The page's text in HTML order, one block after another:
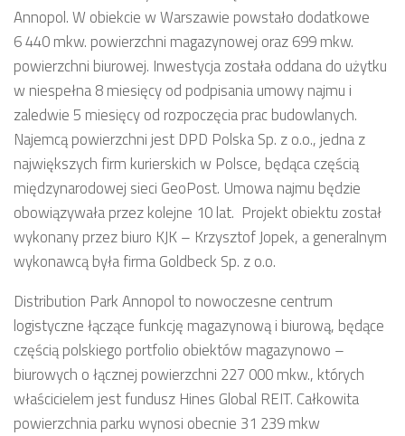
Annopol. W obiekcie w Warszawie powstało dodatkowe
6 440 mkw. powierzchni magazynowej oraz 699 mkw.
powierzchni biurowej. Inwestycja została oddana do użytku
w niespełna 8 miesięcy od podpisania umowy najmu i
zaledwie 5 miesięcy od rozpoczęcia prac budowlanych.
Najemcą powierzchni jest DPD Polska Sp. z o.o., jedna z
największych firm kurierskich w Polsce, będąca częścią
międzynarodowej sieci GeoPost. Umowa najmu będzie
obowiązywała przez kolejne 10 lat. Projekt obiektu został
wykonany przez biuro KJK – Krzysztof Jopek, a generalnym
wykonawcą była firma Goldbeck Sp. z o.o.
Distribution Park Annopol to nowoczesne centrum
logistyczne łączące funkcję magazynową i biurową, będące
częścią polskiego portfolio obiektów magazynowo –
biurowych o łącznej powierzchni 227 000 mkw., których
właścicielem jest fundusz Hines Global REIT. Całkowita
powierzchnia parku wynosi obecnie 31 239 mkw